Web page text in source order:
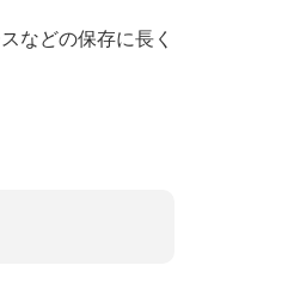
などの保存に長く